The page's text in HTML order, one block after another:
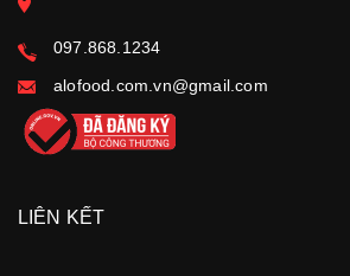
097.868.1234
alofood.com.vn@gmail.com
LIÊN KẾT